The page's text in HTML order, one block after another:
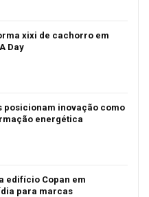
xixi de cachorro em
Day
posicionam inovação como
energética
edifício Copan em
para marcas